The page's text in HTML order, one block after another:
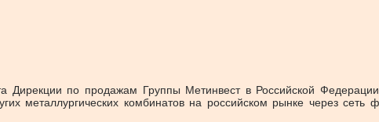
по продажам Группы Метинвест в Российской
металлургических комбинатов на российском рынке через